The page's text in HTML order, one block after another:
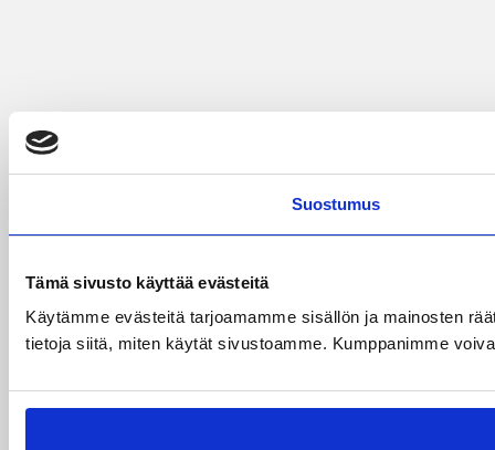
Suostumus
Tämä sivusto käyttää evästeitä
Käytämme evästeitä tarjoamamme sisällön ja mainosten
tietoja siitä, miten käytät sivustoamme. Kumppanimme